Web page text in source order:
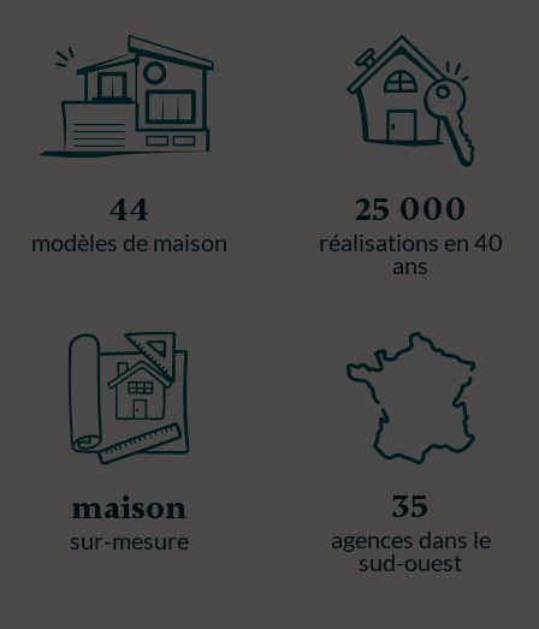
44
modèles de maison
25 000
réalisations en 40
ans
maison
sur-mesure
35
agences dans le
sud-ouest